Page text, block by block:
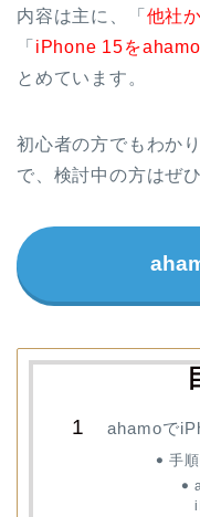
内容は主に、「 他社
「 iPhone 15を
とめています。
初心者の方でもわか
で、検討中の方はぜ
ahamoで
手